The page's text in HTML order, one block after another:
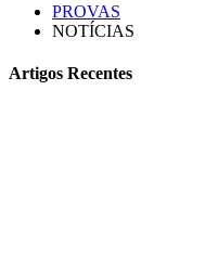
PROVAS
NOTÍCIAS
Artigos Recentes